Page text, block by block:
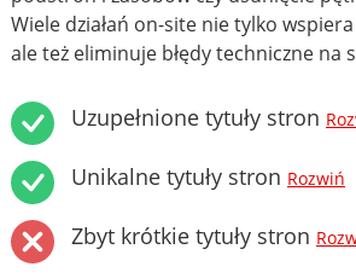
Wiele działań on-site nie tylko
ale też eliminuje błędy techniczne na
Uzupełnione tytuły stron
Unikalne tytuły stron Rozwiń
Zbyt krótkie tytuły stron